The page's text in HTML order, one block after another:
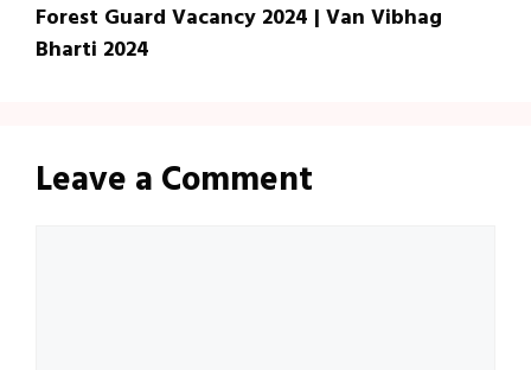
Forest Guard Vacancy 2024 | Van Vibhag
Bharti 2024
Leave a Comment